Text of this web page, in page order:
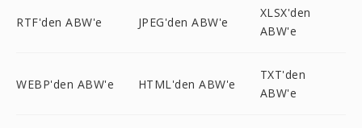
RTF'den ABW'e JPEG'den ABW'e
XLSX'den
ABW'e
WEBP'den ABW'e HTML'den ABW'e
TXT'den
ABW'e